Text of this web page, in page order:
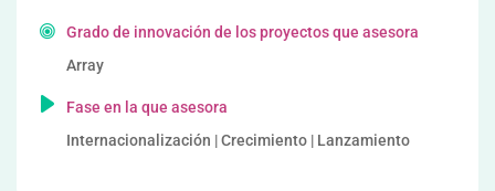
Grado de innovación de los proyectos que asesora
Array
Fase en la que asesora
Internacionalización | Crecimiento | Lanzamiento